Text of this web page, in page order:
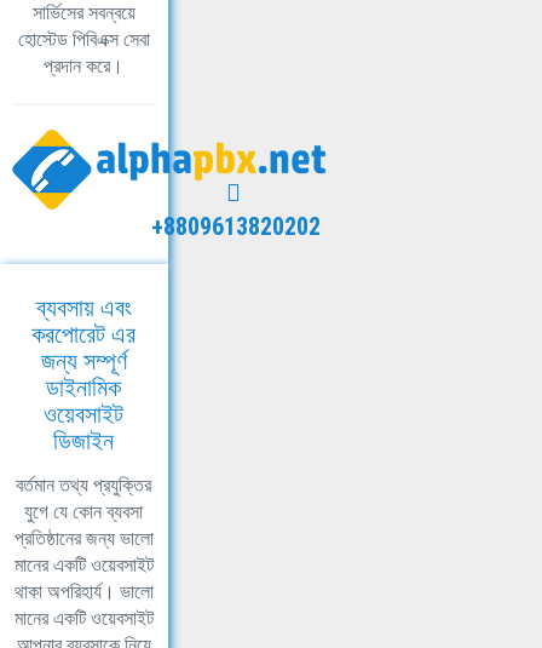
সার্ভিসের সবন্বয়ে
হোস্টেড পিবিএক্স সেবা
প্রদান করে।
+8809613820202
ব্যবসায় এবং
করপোরেট এর
জন্য সম্পূর্ণ
ডাইনামিক
ওয়েবসাইট
ডিজাইন
বর্তমান তথ্য প্রযুক্তির
যুগে যে কোন ব্যবসা
প্রতিষ্ঠানের জন্য ভালো
মানের একটি ওয়েবসাইট
থাকা অপরিহার্য। ভালো
মানের একটি ওয়েবসাইট